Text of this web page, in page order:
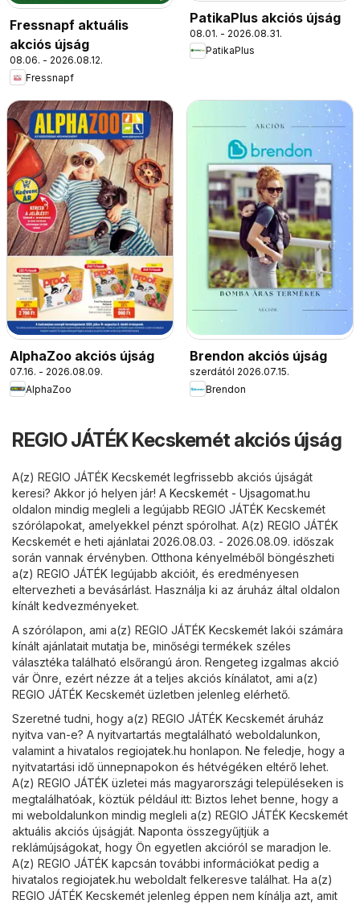
Fressnapf aktuális
akciós újság
08.06. - 2026.08.12.
Fressnapf
PatikaPlus akciós újság
08.01. - 2026.08.31.
PatikaPlus
AlphaZoo akciós újság
07.16. - 2026.08.09.
AlphaZoo
Brendon akciós újság
szerdától 2026.07.15.
Brendon
REGIO JÁTÉK Kecskemét akciós újság
A(z) REGIO JÁTÉK Kecskemét legfrissebb akciós újságát
keresi? Akkor jó helyen jár! A Kecskemét - Ujsagomat.hu
oldalon mindig megleli a legújabb REGIO JÁTÉK Kecskemét
szórólapokat, amelyekkel pénzt spórolhat. A(z) REGIO JÁTÉK
Kecskemét e heti ajánlatai 2026.08.03. - 2026.08.09. időszak
során vannak érvényben. Otthona kényelméből böngészheti
a(z) REGIO JÁTÉK legújabb akcióit, és eredményesen
eltervezheti a bevásárlást. Használja ki az áruház által oldalon
kínált kedvezményeket.
A szórólapon, ami a(z) REGIO JÁTÉK Kecskemét lakói számára
kínált ajánlatait mutatja be, minőségi termékek széles
választéka található elsőrangú áron. Rengeteg izgalmas akció
vár Önre, ezért nézze át a teljes akciós kínálatot, ami a(z)
REGIO JÁTÉK Kecskemét üzletben jelenleg elérhető.
Szeretné tudni, hogy a(z) REGIO JÁTÉK Kecskemét áruház
nyitva van-e? A nyitvartartás megtalálható weboldalunkon,
valamint a hivatalos regiojatek.hu honlapon. Ne feledje, hogy a
nyitvatartási idő ünnepnapokon és hétvégéken eltérő lehet.
A(z) REGIO JÁTÉK üzletei más magyarországi településeken is
megtalálhatóak, köztük például itt: Biztos lehet benne, hogy a
mi weboldalunkon mindig megleli a(z) REGIO JÁTÉK Kecskemét
aktuális akciós újságját. Naponta összegyűjtjük a
reklámújságokat, hogy Ön egyetlen akcióról se maradjon le.
A(z) REGIO JÁTÉK kapcsán további információkat pedig a
hivatalos regiojatek.hu weboldalt felkeresve találhat. Ha a(z)
REGIO JÁTÉK Kecskemét jelenleg éppen nem kínálja azt, amit